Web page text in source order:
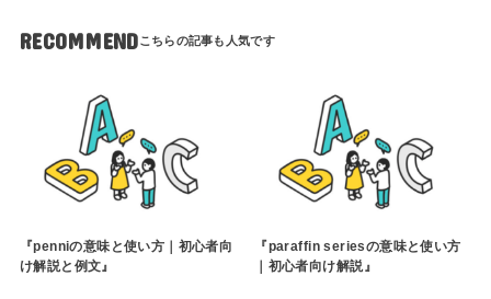
RECOMMEND
『penniの意味と使い方｜初心者向
け解説と例文』
『paraffin seriesの意味と使い方
｜初心者向け解説』